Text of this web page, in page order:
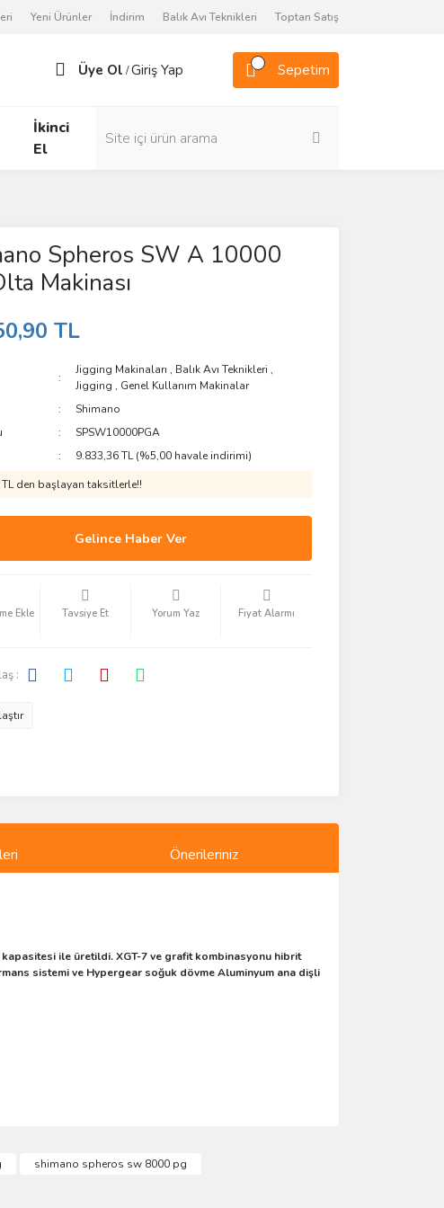
Yeni Ürünler İndirim Balık Avı Teknikleri Toptan Satış
Üye Ol /Giriş Yap Sepetim
İkinci
El
Spheros SW A 10000
Makinası
TL
Jigging Makinaları , Balık Avı Teknikleri ,
Jigging , Genel Kullanım Makinalar
Shimano
SPSW10000PGA
9.833,36 TL (%5,00 havale indirimi)
den başlayan taksitlerle!!
Gelince Haber Ver
Tavsiye Et Yorum Yaz Fiyat Alarmı
:
Önerileriniz
kapasitesi ile üretildi. XGT-7 ve grafit kombinasyonu hibrit
sistemi ve Hypergear soğuk dövme Aluminyum ana dişli
shimano spheros sw 8000 pg